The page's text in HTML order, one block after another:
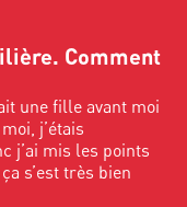
Comment
une fille avant moi
j’étais
j’ai mis les points
s’est très bien